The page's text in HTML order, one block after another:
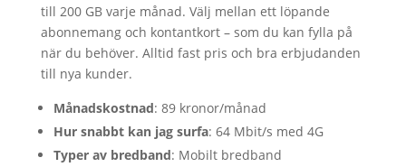
till 200 GB varje månad. Välj mellan ett löpande
abonnemang och kontantkort – som du kan fylla på
när du behöver. Alltid fast pris och bra erbjudanden
till nya kunder.
Månadskostnad: 89 kronor/månad
Hur snabbt kan jag surfa: 64 Mbit/s med 4G
Typer av bredband: Mobilt bredband